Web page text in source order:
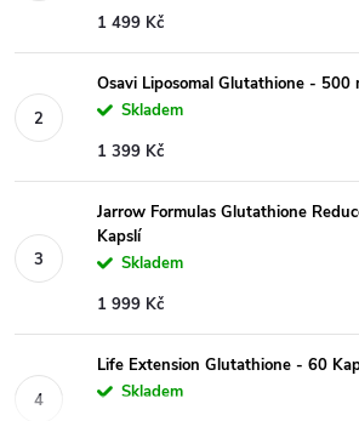
1 499 Kč
Osavi Liposomal Glutathione - 500
Skladem
1 399 Kč
Jarrow Formulas Glutathione
Kapslí
Skladem
1 999 Kč
Life Extension Glutathione - 60
Skladem